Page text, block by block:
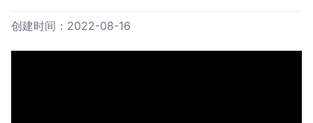
创建时间：2022-08-16